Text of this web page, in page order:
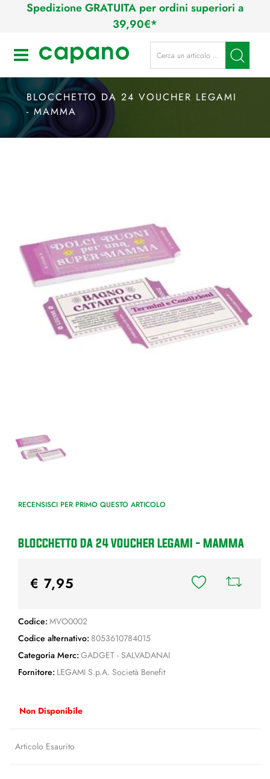
Spedizione GRATUITA per ordini superiori a
39,90€*
Open La modifica di un filtro
BLOCCHETTO DA 24 VOUCHER LEGAMI
- MAMMA
RECENSISCI PER PRIMO QUESTO ARTICOLO
BLOCCHETTO DA 24 VOUCHER LEGAMI - MAMMA
€ 7,95
Codice: MVO0002
Codice alternativo: 8053610784015
Categoria Merc: GADGET - SALVADANAI
Fornitore: LEGAMI S.p.A. Società Benefit
Non Disponibile
Articolo Esaurito